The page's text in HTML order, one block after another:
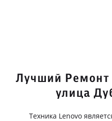
Лучший Ремонт
улица
Техника Lenovo